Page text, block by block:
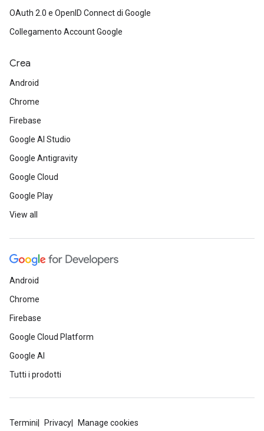
OAuth 2.0 e OpenID Connect di Google
Collegamento Account Google
Crea
Android
Chrome
Firebase
Google AI Studio
Google Antigravity
Google Cloud
Google Play
View all
Android
Chrome
Firebase
Google Cloud Platform
Google AI
Tutti i prodotti
Termini Privacy Manage cookies